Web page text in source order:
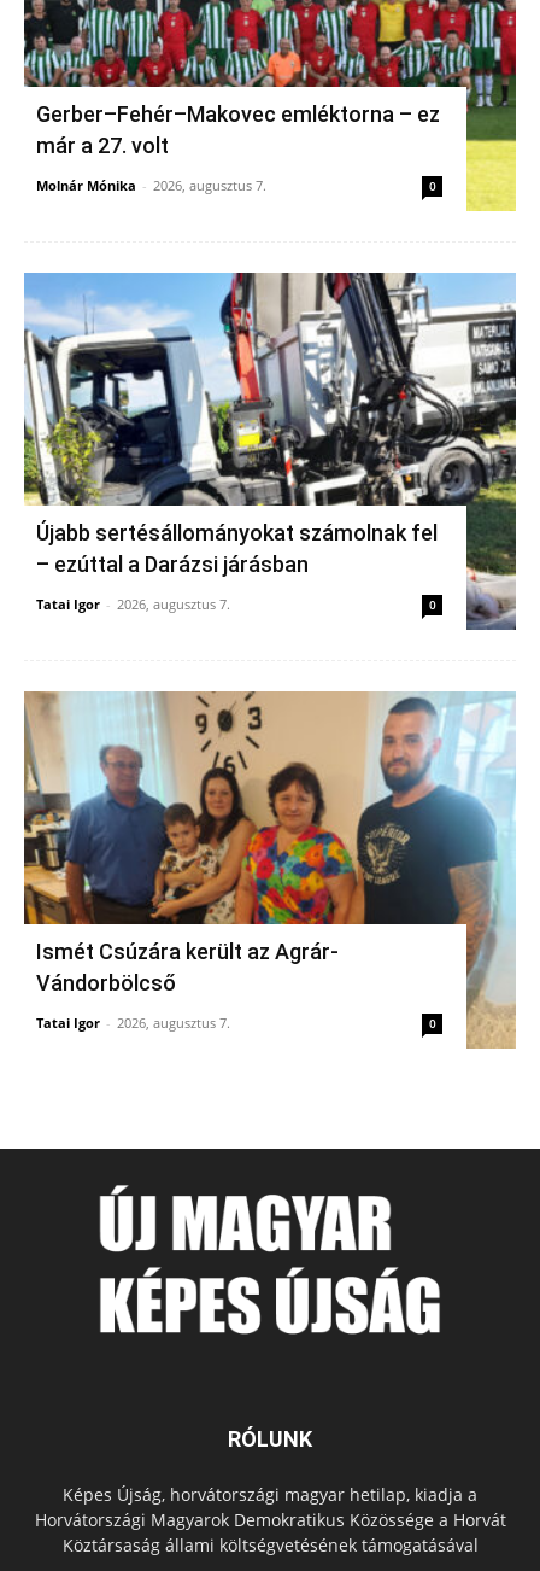
Gerber–Fehér–Makovec emléktorna – ez
már a 27. volt
Molnár Mónika - 2026, augusztus 7. 0
Újabb sertésállományokat számolnak fel
– ezúttal a Darázsi járásban
Tatai Igor - 2026, augusztus 7. 0
Ismét Csúzára került az Agrár-
Vándorbölcső
Tatai Igor - 2026, augusztus 7. 0
RÓLUNK
Képes Újság, horvátországi magyar hetilap, kiadja a
Horvátországi Magyarok Demokratikus Közössége a Horvát
Köztársaság állami költségvetésének támogatásával